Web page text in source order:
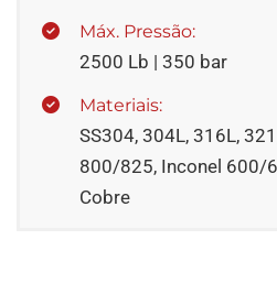
Máx. Pressão:
2500 Lb | 350 bar
Materiais:
SS304, 304L, 316L,
800/825, Inconel 600/
Cobre